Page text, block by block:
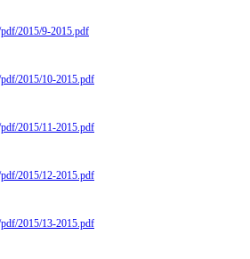
2015/9-2015.pdf
2015/10-2015.pdf
2015/11-2015.pdf
2015/12-2015.pdf
2015/13-2015.pdf